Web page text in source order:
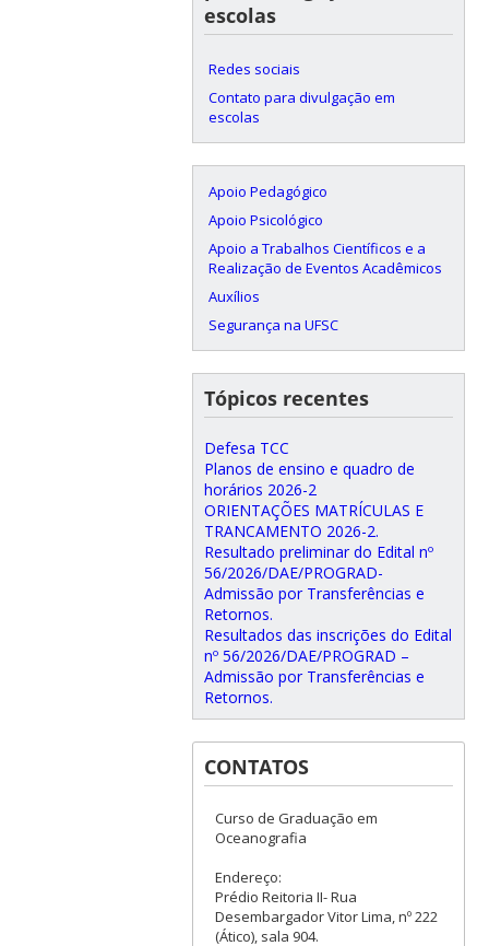
escolas
Redes sociais
Contato para divulgação em
escolas
Apoio Pedagógico
Apoio Psicológico
Apoio a Trabalhos Científicos e a
Realização de Eventos Acadêmicos
Auxílios
Segurança na UFSC
Tópicos recentes
Defesa TCC
Planos de ensino e quadro de
horários 2026-2
ORIENTAÇÕES MATRÍCULAS E
TRANCAMENTO 2026-2.
Resultado preliminar do Edital nº
56/2026/DAE/PROGRAD-
Admissão por Transferências e
Retornos.
Resultados das inscrições do Edital
nº 56/2026/DAE/PROGRAD –
Admissão por Transferências e
Retornos.
CONTATOS
Curso de Graduação em
Oceanografia
Endereço:
Prédio Reitoria II- Rua
Desembargador Vitor Lima, nº 222
(Ático), sala 904.